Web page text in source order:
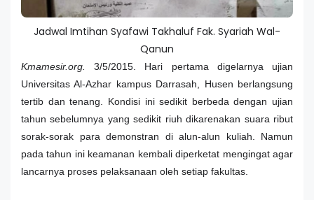
Jadwal Imtihan Syafawi Takhaluf Fak. Syariah Wal-
Qanun
Kmamesir.org.
3/5/2015. Hari pertama digelarnya ujian
Universitas Al-Azhar kampus Darrasah, Husen berlangsung
tertib dan tenang. Kondisi ini sedikit berbeda dengan ujian
tahun sebelumnya yang sedikit riuh dikarenakan suara ribut
sorak-sorak para demonstran di alun-alun kuliah. Namun
pada tahun ini keamanan kembali diperketat mengingat agar
lancarnya proses pelaksanaan oleh setiap fakultas.